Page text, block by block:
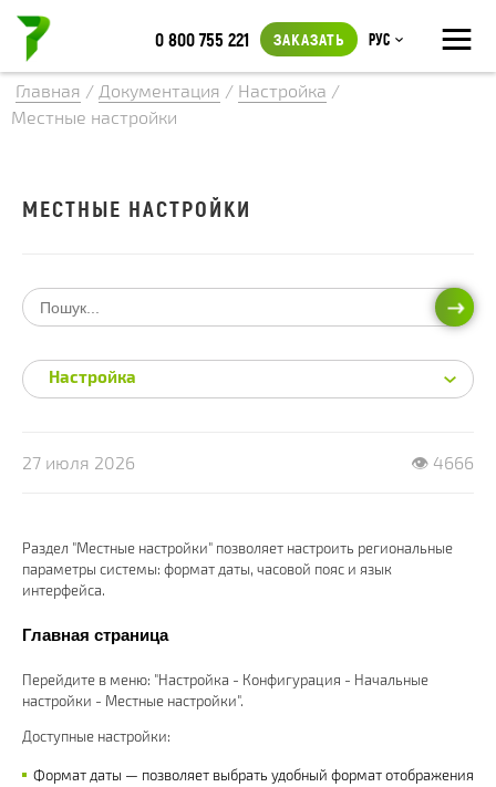
≡
0 800 755 221 ЗАКАЗАТЬ Рус
Главная / Документация / Настройка /
Местные настройки
27 июля 2026 👁 4666
Раздел "Местные настройки" позволяет настроить региональные
параметры системы: формат даты, часовой пояс и язык
интерфейса.
Главная страница
Перейдите в меню: "Настройка - Конфигурация - Начальные
настройки - Местные настройки".
Доступные настройки:
Формат даты — позволяет выбрать удобный формат отображения
МЕСТНЫЕ НАСТРОЙКИ
Настройка